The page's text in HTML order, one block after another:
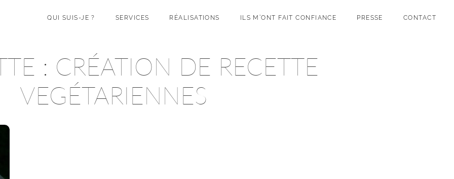
QUI SUIS-JE ? SERVICES RÉALISATIONS ILS M’ONT FAIT CONFIANCE PRESSE CONTACT
: CRÉATION DE RECETTE
VEGÉTARIENNES